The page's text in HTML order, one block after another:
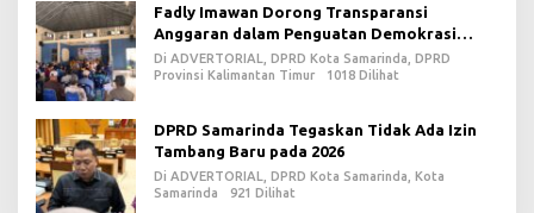
Fadly Imawan Dorong Transparansi
Anggaran dalam Penguatan Demokrasi
Daerah di PPU
Di ADVERTORIAL, DPRD Kota Samarinda, DPRD
Provinsi Kalimantan Timur
1018 Dilihat
DPRD Samarinda Tegaskan Tidak Ada Izin
Tambang Baru pada 2026
Di ADVERTORIAL, DPRD Kota Samarinda, Kota
Samarinda
921 Dilihat